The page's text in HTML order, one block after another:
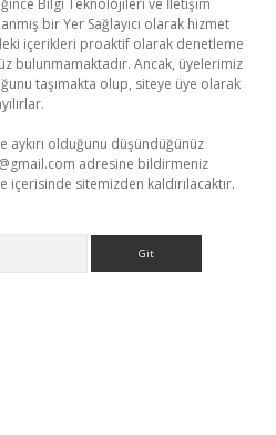
Bilgi Teknolojileri ve İletişim
bir Yer Sağlayıcı olarak hizmet
içerikleri proaktif olarak denetleme
bulunmamaktadır. Ancak, üyelerimiz
taşımakta olup, siteye üye olarak
aykırı olduğunu düşündüğünüz
adresine bildirmeniz
sitemizden kaldırılacaktır.